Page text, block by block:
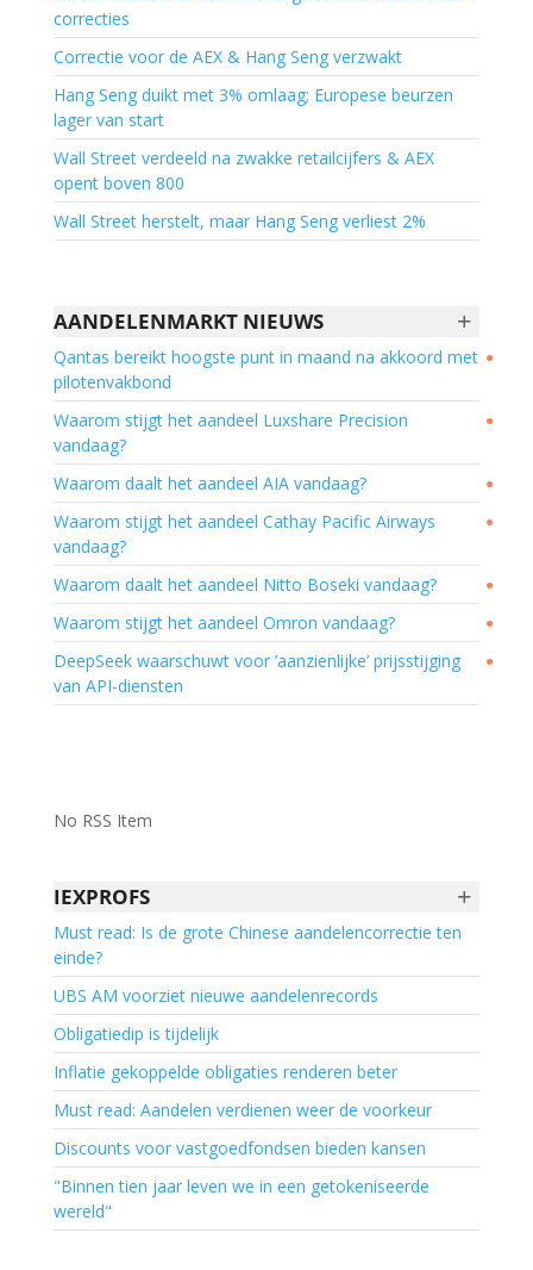
correcties
Correctie voor de AEX & Hang Seng verzwakt
Hang Seng duikt met 3% omlaag; Europese beurzen
lager van start
Wall Street verdeeld na zwakke retailcijfers & AEX
opent boven 800
Wall Street herstelt, maar Hang Seng verliest 2%
+
AANDELENMARKT NIEUWS
●
Qantas bereikt hoogste punt in maand na akkoord met
pilotenvakbond
●
Waarom stijgt het aandeel Luxshare Precision
vandaag?
●
Waarom daalt het aandeel AIA vandaag?
●
Waarom stijgt het aandeel Cathay Pacific Airways
vandaag?
●
Waarom daalt het aandeel Nitto Boseki vandaag?
●
Waarom stijgt het aandeel Omron vandaag?
●
DeepSeek waarschuwt voor ’aanzienlijke’ prijsstijging
van API-diensten
No RSS Item
+
IEXPROFS
Must read: Is de grote Chinese aandelencorrectie ten
einde?
UBS AM voorziet nieuwe aandelenrecords
Obligatiedip is tijdelijk
Inflatie gekoppelde obligaties renderen beter
Must read: Aandelen verdienen weer de voorkeur
Discounts voor vastgoedfondsen bieden kansen
"Binnen tien jaar leven we in een getokeniseerde
wereld"